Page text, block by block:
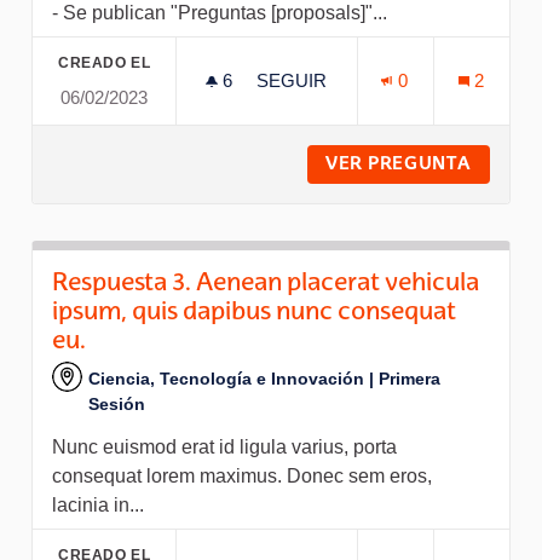
- Se publican "Preguntas [proposals]"...
CREADO EL
06/02/2023
6 6 SEGUIDORAS
SEGUIR
0 2
VER PREGUNTA
Respuesta 3. Aenean placerat vehicula
ipsum, quis dapibus nunc consequat
eu.
Ciencia, Tecnología e Innovación | Primera
Sesión
Nunc euismod erat id ligula varius, porta
consequat lorem maximus. Donec sem eros,
lacinia in...
CREADO EL